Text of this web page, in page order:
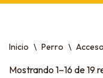
Inicio \ Perro \
Mostrando 1–16 de 19